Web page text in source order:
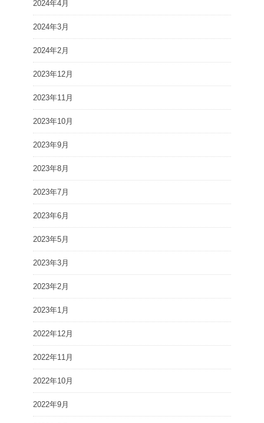
2024年4月
2024年3月
2024年2月
2023年12月
2023年11月
2023年10月
2023年9月
2023年8月
2023年7月
2023年6月
2023年5月
2023年3月
2023年2月
2023年1月
2022年12月
2022年11月
2022年10月
2022年9月